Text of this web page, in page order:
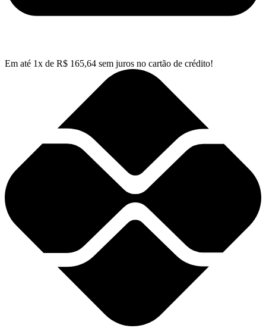
Em até 1x de R$ 165,64 sem juros no cartão de crédito!